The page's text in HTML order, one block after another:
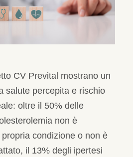
CV Prevital mostrano un
salute percepita e rischio
oltre il 50% delle
non è
condizione o non è
il 13% degli ipertesi